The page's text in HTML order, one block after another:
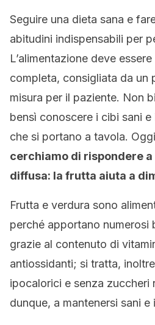
Seguire una dieta sana e
abitudini indispensabili per
L’alimentazione deve
completa, consigliata da un
misura per il paziente. Non
bensì conoscere i cibi sani
che si portano a tavola.
cerchiamo di rispondere
diffusa: la frutta aiuta a
Frutta e verdura sono
perché apportano numerosi
grazie al contenuto di
antiossidanti; si tratta,
ipocalorici e senza zuccheri
dunque, a mantenersi sani e